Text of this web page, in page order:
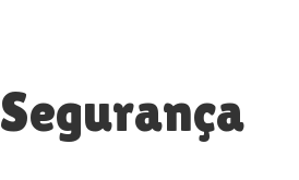
Segurança